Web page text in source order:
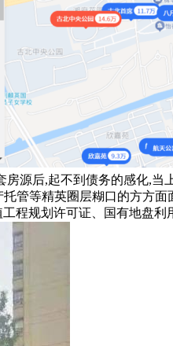
源后,起不到债务的感化,
管等精英圈层糊口的方方
程规划许可证、国有地盘